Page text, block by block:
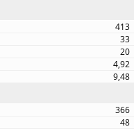
413
33
20
4,92
9,48
366
48